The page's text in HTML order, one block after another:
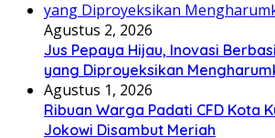
Agustus 2, 2026
Jus Pepaya Hijau, Inovasi
yang Diproyeksikan
Agustus 1, 2026
Ribuan Warga Padati CFD Kota
Jokowi Disambut Meriah